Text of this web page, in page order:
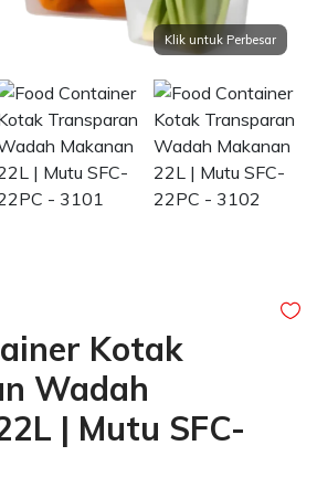
Kotak
Wadah
| Mutu SFC-